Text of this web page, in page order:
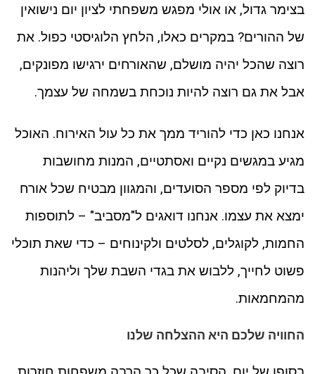
בצימר גדול, או אולי מפגש משפחתי לציון יום נישואין
של ההורים? במקרים כאלו, הלחץ הלוגיסטי כפול. את
רוצה שהכל יהיה מושלם, שהאורחים ירגישו מפונקים,
אבל את גם רוצה להיות נוכחת בשמחה של עצמך.
אנחנו כאן כדי להוריד ממך את כל עול האירוח. האוכל
מגיע במגשים נקיים ואסתטיים, המנות מחושבות
בדיוק לפי מספר הסועדים, והמגוון מבטיח שכל אורח
ימצא את עצמו. אנחנו דואגים ל"מסביב" – לתוספות
החמות, לקוגלים, לסלטים ולקינוחים – כדי שאת תוכלי
פשוט לחייך, ללבוש את בגדי השבת שלך וליהנות
מהמחמאות.
החוויה שלכם היא ההצלחה שלנו